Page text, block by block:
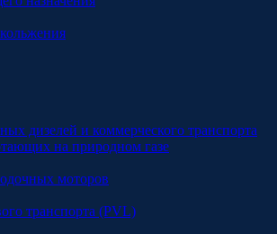
дизелей и коммерческого транспорта
на природном газе
моторов
транспорта (PVL)